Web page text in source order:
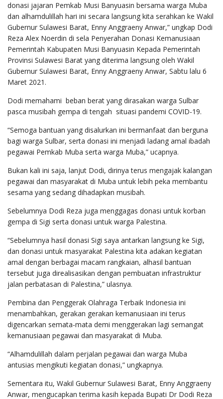
donasi jajaran Pemkab Musi Banyuasin bersama warga Muba
dan alhamdulillah hari ini secara langsung kita serahkan ke Wakil
Gubernur Sulawesi Barat, Enny Anggraeny Anwar,” ungkap Dodi
Reza Alex Noerdin di sela Penyerahan Donasi Kemanusiaan
Pemerintah Kabupaten Musi Banyuasin Kepada Pemerintah
Provinsi Sulawesi Barat yang diterima langsung oleh Wakil
Gubernur Sulawesi Barat, Enny Anggraeny Anwar, Sabtu lalu 6
Maret 2021.
Dodi memahami beban berat yang dirasakan warga Sulbar
pasca musibah gempa di tengah situasi pandemi COVID-19.
“Semoga bantuan yang disalurkan ini bermanfaat dan berguna
bagi warga Sulbar, serta donasi ini menjadi ladang amal ibadah
pegawai Pemkab Muba serta warga Muba,” ucapnya.
Bukan kali ini saja, lanjut Dodi, dirinya terus mengajak kalangan
pegawai dan masyarakat di Muba untuk lebih peka membantu
sesama yang sedang dihadapkan musibah.
Sebelumnya Dodi Reza juga menggagas donasi untuk korban
gempa di Sigi serta donasi untuk warga Palestina.
“Sebelumnya hasil donasi Sigi saya antarkan langsung ke Sigi,
dan donasi untuk masyarakat Palestina kita adakan kegiatan
amal dengan berbagai macam rangkaian, alhasil bantuan
tersebut juga direalisasikan dengan pembuatan infrastruktur
jalan perbatasan di Palestina,” ulasnya.
Pembina dan Penggerak Olahraga Terbaik Indonesia ini
menambahkan, gerakan gerakan kemanusiaan ini terus
digencarkan semata-mata demi menggerakan lagi semangat
kemanusiaan pegawai dan masyarakat di Muba.
“Alhamdulillah dalam perjalan pegawai dan warga Muba
antusias mengikuti kegiatan donasi,” ungkapnya.
Sementara itu, Wakil Gubernur Sulawesi Barat, Enny Anggraeny
Anwar, mengucapkan terima kasih kepada Bupati Dr Dodi Reza